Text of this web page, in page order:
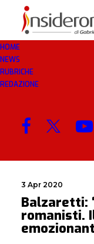
HOME
NEWS
RUBRICHE
REDAZIONE
COCID
MENU
3 Apr 2020
Balzaretti:
romanisti.